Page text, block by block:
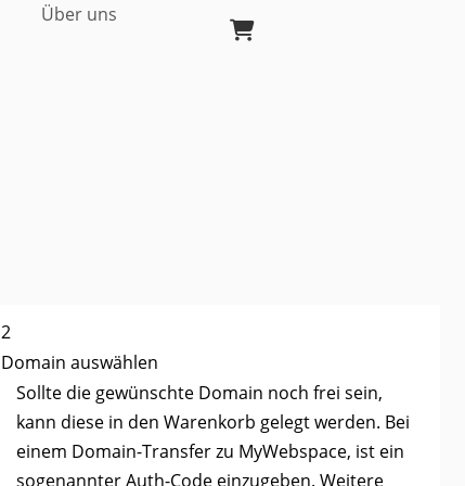
Über uns
2
Domain auswählen
Sollte die gewünschte Domain noch frei sein,
kann diese in den Warenkorb gelegt werden. Bei
einem Domain-Transfer zu MyWebspace, ist ein
sogenannter Auth-Code einzugeben. Weitere